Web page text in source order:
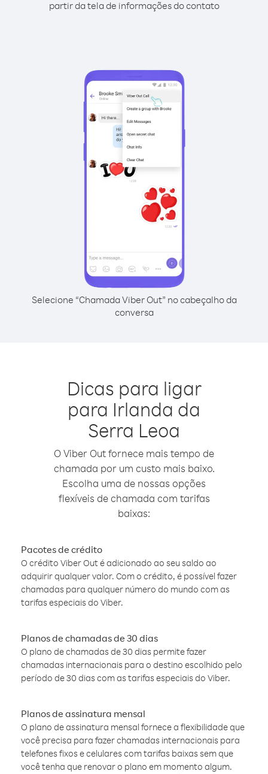
partir da tela de informações do contato
Selecione “Chamada Viber Out” no cabeçalho da
conversa
Dicas para ligar
para Irlanda da
Serra Leoa
O Viber Out fornece mais tempo de
chamada por um custo mais baixo.
Escolha uma de nossas opções
flexíveis de chamada com tarifas
baixas:
Pacotes de crédito
O crédito Viber Out é adicionado ao seu saldo ao
adquirir qualquer valor. Com o crédito, é possível fazer
chamadas para qualquer número do mundo com as
tarifas especiais do Viber.
Planos de chamadas de 30 dias
O plano de chamadas de 30 dias permite fazer
chamadas internacionais para o destino escolhido pelo
período de 30 dias com as tarifas especiais do Viber.
Planos de assinatura mensal
O plano de assinatura mensal fornece a flexibilidade que
você precisa para fazer chamadas internacionais para
telefones fixos e celulares com tarifas baixas sem que
você tenha que renovar o plano em momento algum.